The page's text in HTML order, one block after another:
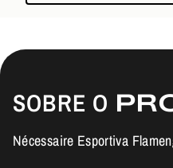
SOBRE O
Nécessaire Esportiva